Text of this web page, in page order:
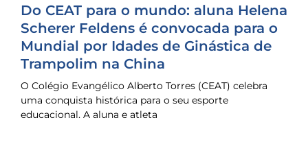
Do CEAT para o mundo: aluna Helena
Scherer Feldens é convocada para o
Mundial por Idades de Ginástica de
Trampolim na China
O Colégio Evangélico Alberto Torres (CEAT) celebra
uma conquista histórica para o seu esporte
educacional. A aluna e atleta